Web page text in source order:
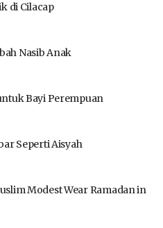
di Cilacap
Nasib Anak
Bayi Perempuan
Seperti Aisyah
Modest Wear Ramadan in